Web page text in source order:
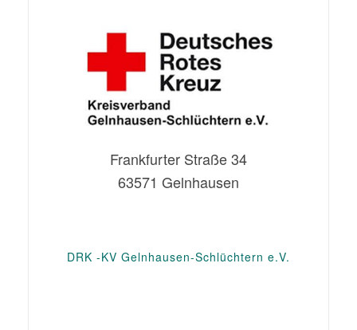
Frankfurter Straße 34
63571 Gelnhausen
DRK -KV Gelnhausen-Schlüchtern e.V.